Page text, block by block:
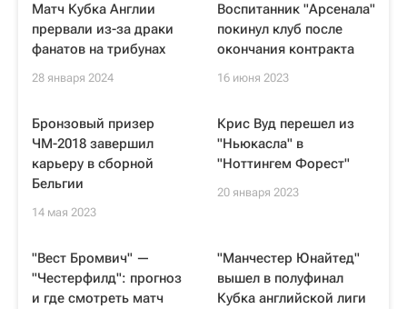
Матч Кубка Англии
прервали из-за драки
фанатов на трибунах
28 января 2024
Воспитанник "Арсенала"
покинул клуб после
окончания контракта
16 июня 2023
Бронзовый призер
ЧМ-2018 завершил
карьеру в сборной
Бельгии
14 мая 2023
Крис Вуд перешел из
"Ньюкасла" в
"Ноттингем Форест"
20 января 2023
"Вест Бромвич" —
"Честерфилд": прогноз
и где смотреть матч
"Манчестер Юнайтед"
вышел в полуфинал
Кубка английской лиги